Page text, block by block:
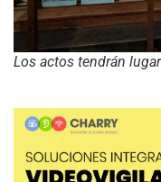
Los actos tendrán